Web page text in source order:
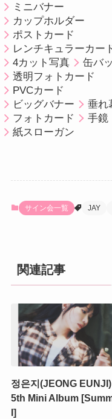
ミニバナー
カップホルダー
ポストカード
レンチキュラーカー
4カット写真
缶バ
透明フォトカード
PVCカード
ビッグバナー
垂れ
フォトカード
手鏡
紙スローガン
サイン会一覧 JAY
関連記事
정은지(JEONG
5th Mini Album
I]